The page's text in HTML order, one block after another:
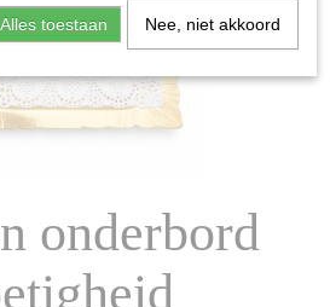
onderbord
Alles toestaan Nee, niet akkoord